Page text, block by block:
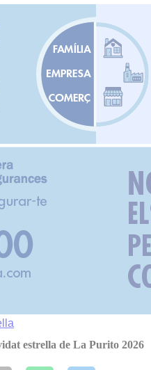
estrella de La Purito 2026